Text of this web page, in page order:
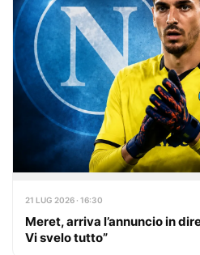
21 LUG 2026 · 16:30
Meret, arriva l’annuncio in
Vi svelo tutto”